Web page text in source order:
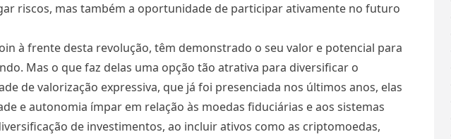
riscos, mas também a oportunidade de participar ativamente no futuro
à frente desta revolução, têm demonstrado o seu valor e potencial para
Mas o que faz delas uma opção tão atrativa para diversificar o
de valorização expressiva, que já foi presenciada nos últimos anos, elas
e autonomia ímpar em relação às moedas fiduciárias e aos sistemas
de investimentos, ao incluir ativos como as criptomoedas,